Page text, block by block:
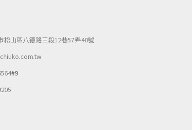
松山區八德路三段12巷57弄40號
#9